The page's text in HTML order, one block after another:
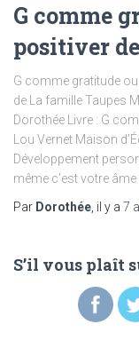
G comme
positiver
G comme gratitude
de La famille Taupes
Dorothée Livre : G
Lou Vernet Maison
Développement
même c’est votre
Par Dorothée, il y a 7
S’il vous plaît